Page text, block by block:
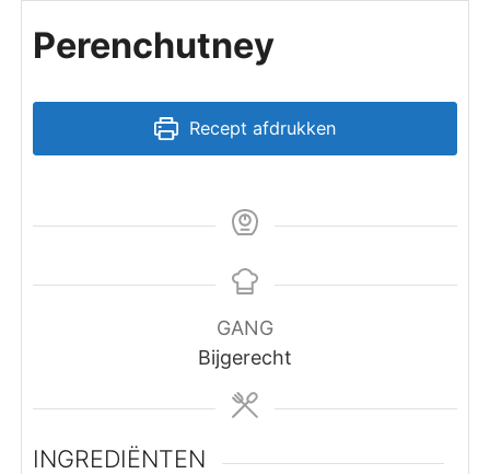
Perenchutney
Recept afdrukken
GANG
Bijgerecht
INGREDIËNTEN